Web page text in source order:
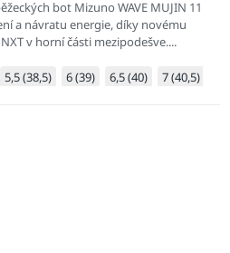
bot Mizuno WAVE MUJIN 11
a návratu energie, díky novému
v horní části mezipodešve....
5,5 (38,5) 6 (39) 6,5 (40) 7 (40,5)